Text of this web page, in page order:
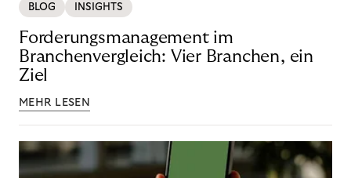
BLOG INSIGHTS
Forderungsmanagement im
Branchenvergleich: Vier Branchen, ein
Ziel
MEHR LESEN